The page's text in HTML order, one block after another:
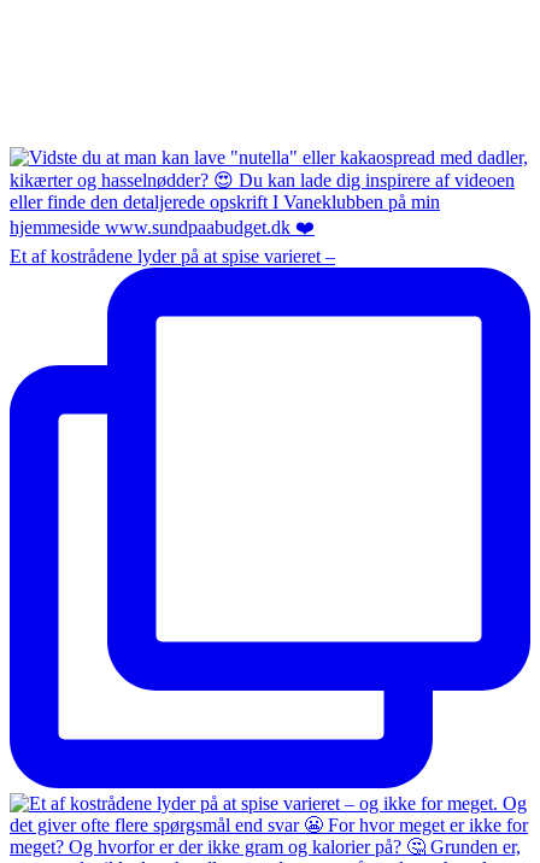
Et af kostrådene lyder på at spise varieret –